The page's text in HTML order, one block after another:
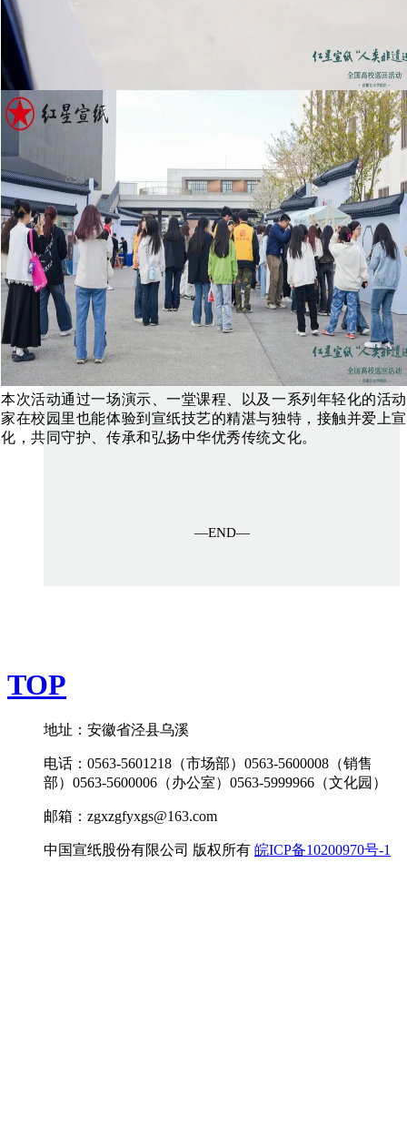
本次活动通过一场演示、一堂课程、以及一系列年轻化的活
家在校园里也能体验到宣纸技艺的精湛与独特，接触并爱上
化，共同守护、传承和弘扬中华优秀传统文化。
—END—
TOP
地址：安徽省泾县乌溪
电话：0563-5601218（市场部）0563-5600008（销售
部）0563-5600006（办公室）0563-5999966（文化园）
邮箱：zgxzgfyxgs@163.com
中国宣纸股份有限公司 版权所有 皖ICP备10200970号-1